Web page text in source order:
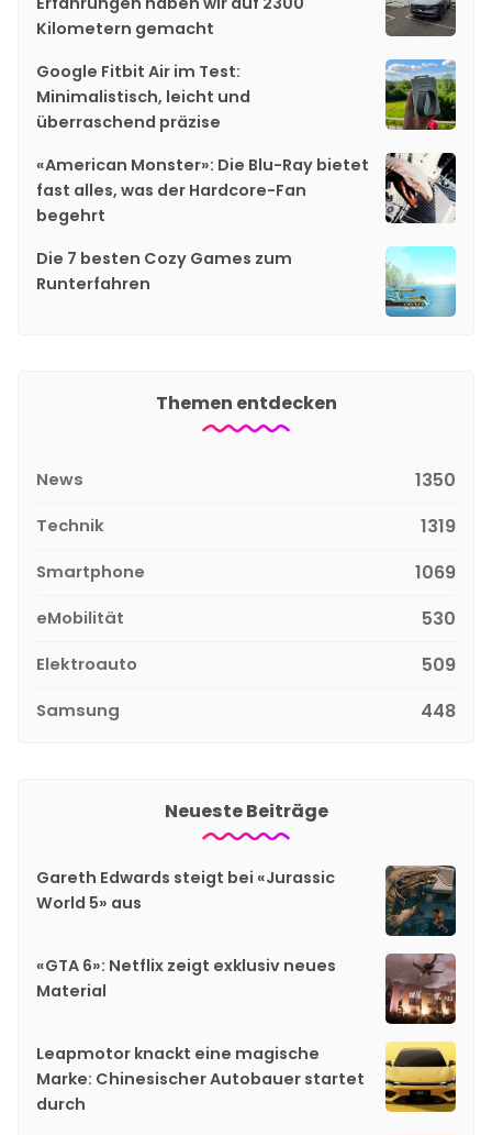
Kilometern gemacht
Google Fitbit Air im Test:
Minimalistisch, leicht und
überraschend präzise
«American Monster»: Die Blu-Ray bietet
fast alles, was der Hardcore-Fan
begehrt
Die 7 besten Cozy Games zum
Runterfahren
Themen entdecken
News 1350
Technik 1319
Smartphone 1069
eMobilität 530
Elektroauto 509
Samsung 448
Neueste Beiträge
Gareth Edwards steigt bei «Jurassic
World 5» aus
«GTA 6»: Netflix zeigt exklusiv neues
Material
Leapmotor knackt eine magische
Marke: Chinesischer Autobauer startet
durch